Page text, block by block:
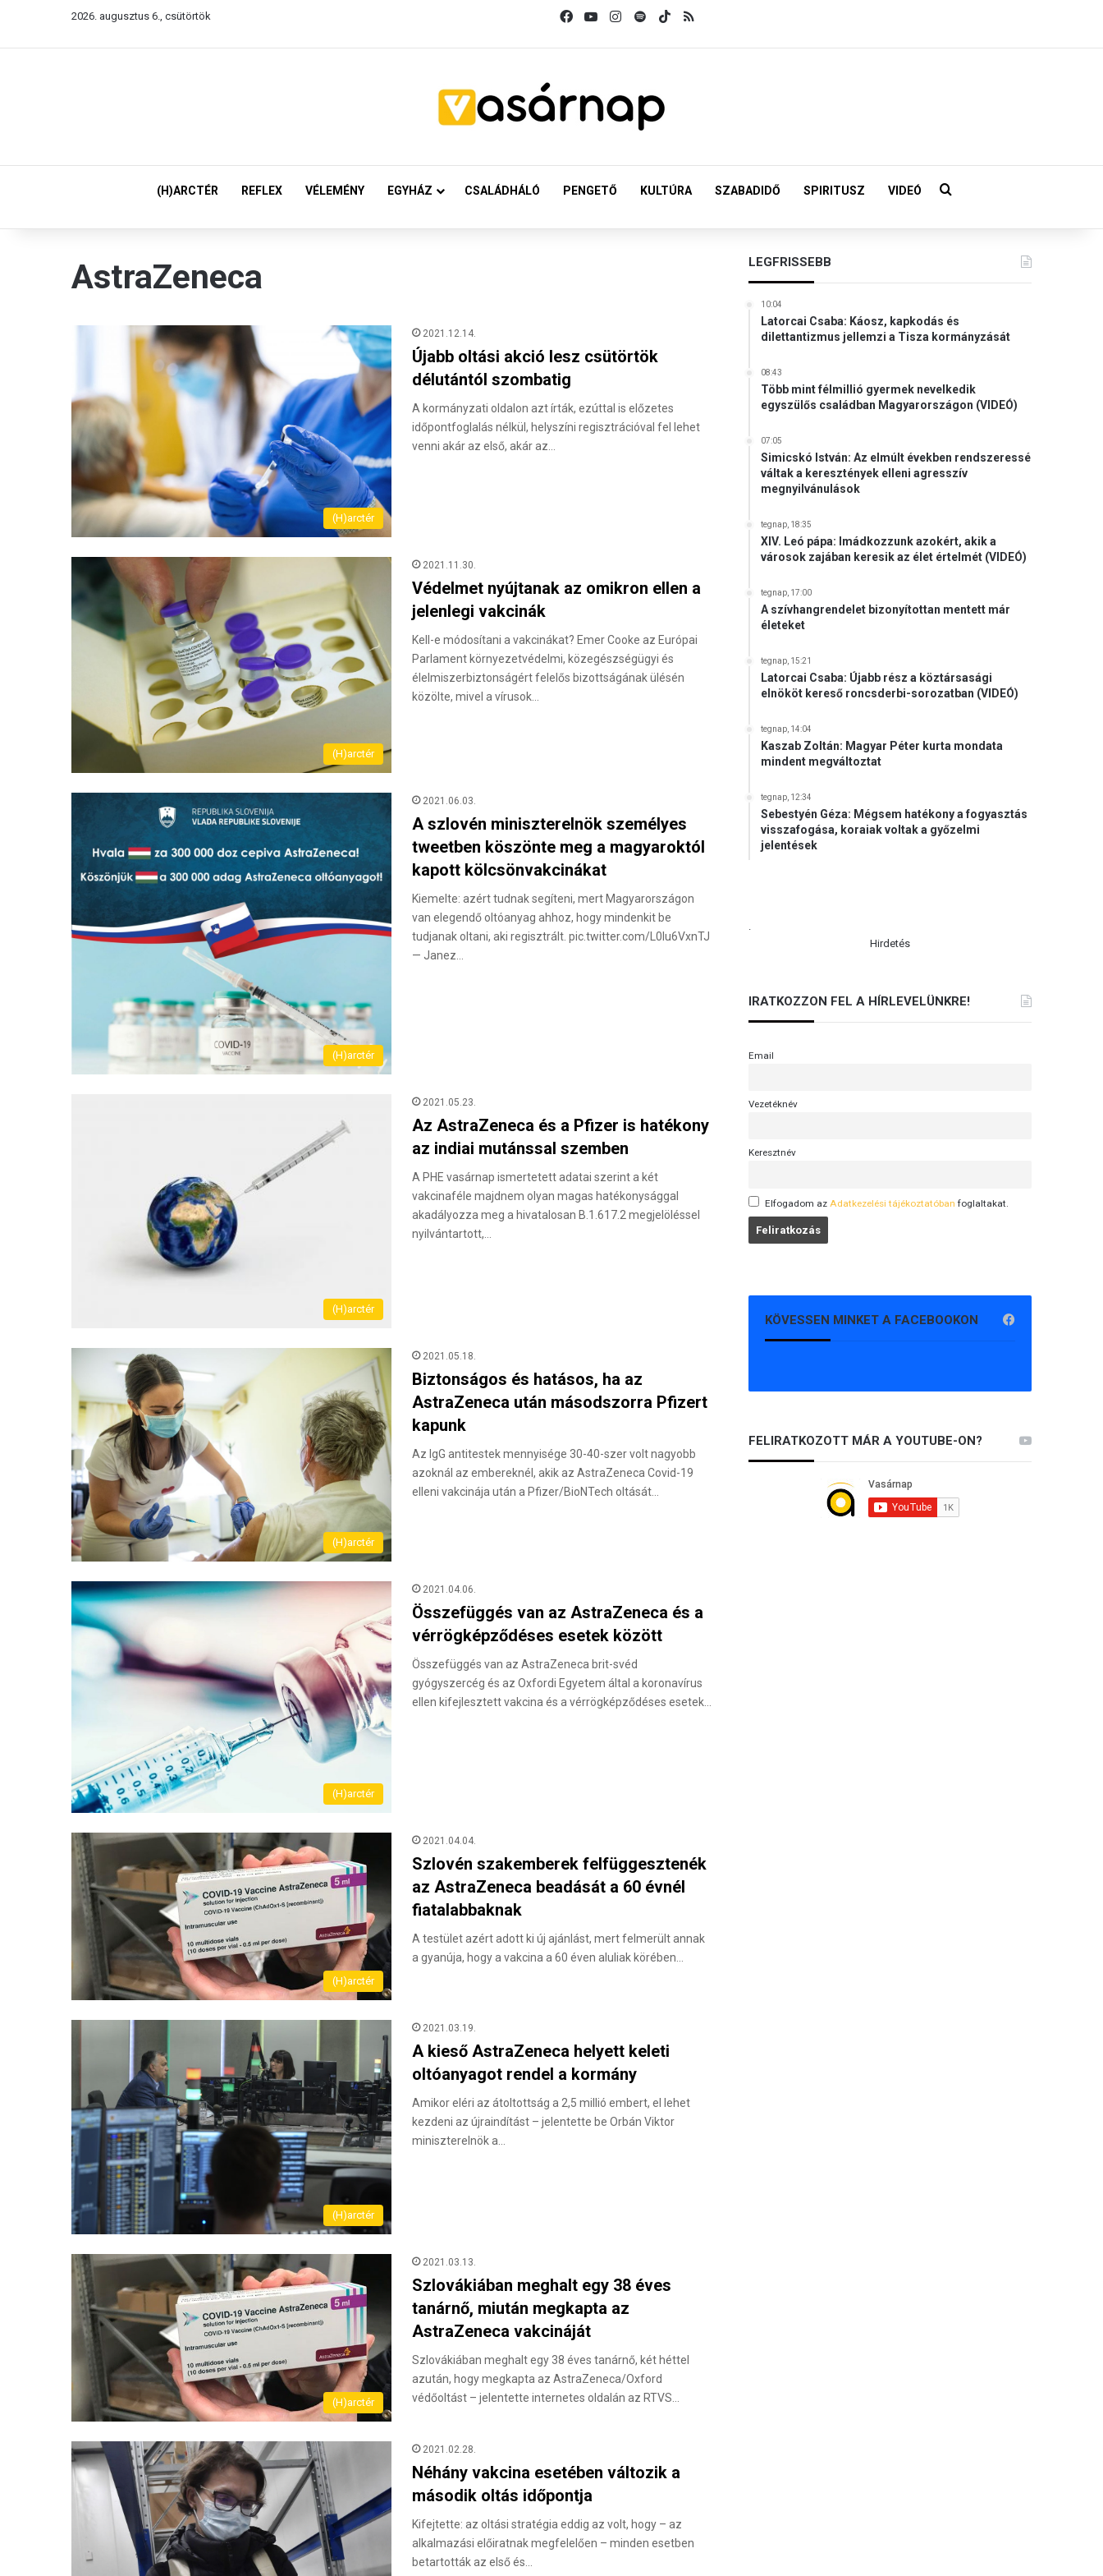
2026. augusztus 6., csütörtök FacebookYouTubeInstagram
SpotifyTikTok
(H)ARCTÉR REFLEX VÉLEMÉNY EGYHÁZ CSALÁDHÁLÓ PENGETŐ KULTÚRA SZABADIDŐ SPIRITUSZ VIDEÓ Keresés:
AstraZeneca
(H)arctér
2021.12.14.
Újabb oltási akció lesz csütörtök
délutántól szombatig
A kormányzati oldalon azt írták, ezúttal is előzetes
időpontfoglalás nélkül, helyszíni regisztrációval fel lehet
venni akár az első, akár az…
(H)arctér
2021.11.30.
Védelmet nyújtanak az omikron ellen a
jelenlegi vakcinák
Kell-e módosítani a vakcinákat? Emer Cooke az Európai
Parlament környezetvédelmi, közegészségügyi és
élelmiszerbiztonságért felelős bizottságának ülésén
közölte, mivel a vírusok…
(H)arctér
2021.06.03.
A szlovén miniszterelnök személyes
tweetben köszönte meg a magyaroktól
kapott kölcsönvakcinákat
Kiemelte: azért tudnak segíteni, mert Magyarországon
van elegendő oltóanyag ahhoz, hogy mindenkit be
tudjanak oltani, aki regisztrált. pic.twitter.com/L0Iu6VxnTJ
— Janez…
(H)arctér
2021.05.23.
Az AstraZeneca és a Pfizer is hatékony
az indiai mutánssal szemben
A PHE vasárnap ismertetett adatai szerint a két
vakcinaféle majdnem olyan magas hatékonysággal
akadályozza meg a hivatalosan B.1.617.2 megjelöléssel
nyilvántartott,…
(H)arctér
2021.05.18.
Biztonságos és hatásos, ha az
AstraZeneca után másodszorra Pfizert
kapunk
Az IgG antitestek mennyisége 30-40-szer volt nagyobb
azoknál az embereknél, akik az AstraZeneca Covid-19
elleni vakcinája után a Pfizer/BioNTech oltását…
(H)arctér
2021.04.06.
Összefüggés van az AstraZeneca és a
vérrögképződéses esetek között
Összefüggés van az AstraZeneca brit-svéd
gyógyszercég és az Oxfordi Egyetem által a koronavírus
ellen kifejlesztett vakcina és a vérrögképződéses esetek…
(H)arctér
2021.04.04.
Szlovén szakemberek felfüggesztenék
az AstraZeneca beadását a 60 évnél
fiatalabbaknak
A testület azért adott ki új ajánlást, mert felmerült annak
a gyanúja, hogy a vakcina a 60 éven aluliak körében…
(H)arctér
2021.03.19.
A kieső AstraZeneca helyett keleti
oltóanyagot rendel a kormány
Amikor eléri az átoltottság a 2,5 millió embert, el lehet
kezdeni az újraindítást – jelentette be Orbán Viktor
miniszterelnök a…
(H)arctér
2021.03.13.
Szlovákiában meghalt egy 38 éves
tanárnő, miután megkapta az
AstraZeneca vakcináját
Szlovákiában meghalt egy 38 éves tanárnő, két héttel
azután, hogy megkapta az AstraZeneca/Oxford
védőoltást – jelentette internetes oldalán az RTVS…
2021.02.28.
Néhány vakcina esetében változik a
második oltás időpontja
Kifejtette: az oltási stratégia eddig az volt, hogy – az
alkalmazási előiratnak megfelelően – minden esetben
betartották az első és…
LEGFRISSEBB
10:04
Latorcai Csaba: Káosz, kapkodás és
dilettantizmus jellemzi a Tisza kormányzását
08:43
Több mint félmillió gyermek nevelkedik
egyszülős családban Magyarországon (VIDEÓ)
07:05
Simicskó István: Az elmúlt években rendszeressé
váltak a keresztények elleni agresszív
megnyilvánulások
tegnap, 18:35
XIV. Leó pápa: Imádkozzunk azokért, akik a
városok zajában keresik az élet értelmét (VIDEÓ)
tegnap, 17:00
A szívhangrendelet bizonyítottan mentett már
életeket
tegnap, 15:21
Latorcai Csaba: Újabb rész a köztársasági
elnököt kereső roncsderbi-sorozatban (VIDEÓ)
tegnap, 14:04
Kaszab Zoltán: Magyar Péter kurta mondata
mindent megváltoztat
tegnap, 12:34
Sebestyén Géza: Mégsem hatékony a fogyasztás
visszafogása, koraiak voltak a győzelmi
jelentések
.
Hirdetés
IRATKOZZON FEL A HÍRLEVELÜNKRE!
Email
Vezetéknév
Keresztnév
Elfogadom az Adatkezelési tájékoztatóban foglaltakat.
KÖVESSEN MINKET A FACEBOOKON
FELIRATKOZOTT MÁR A YOUTUBE-ON?